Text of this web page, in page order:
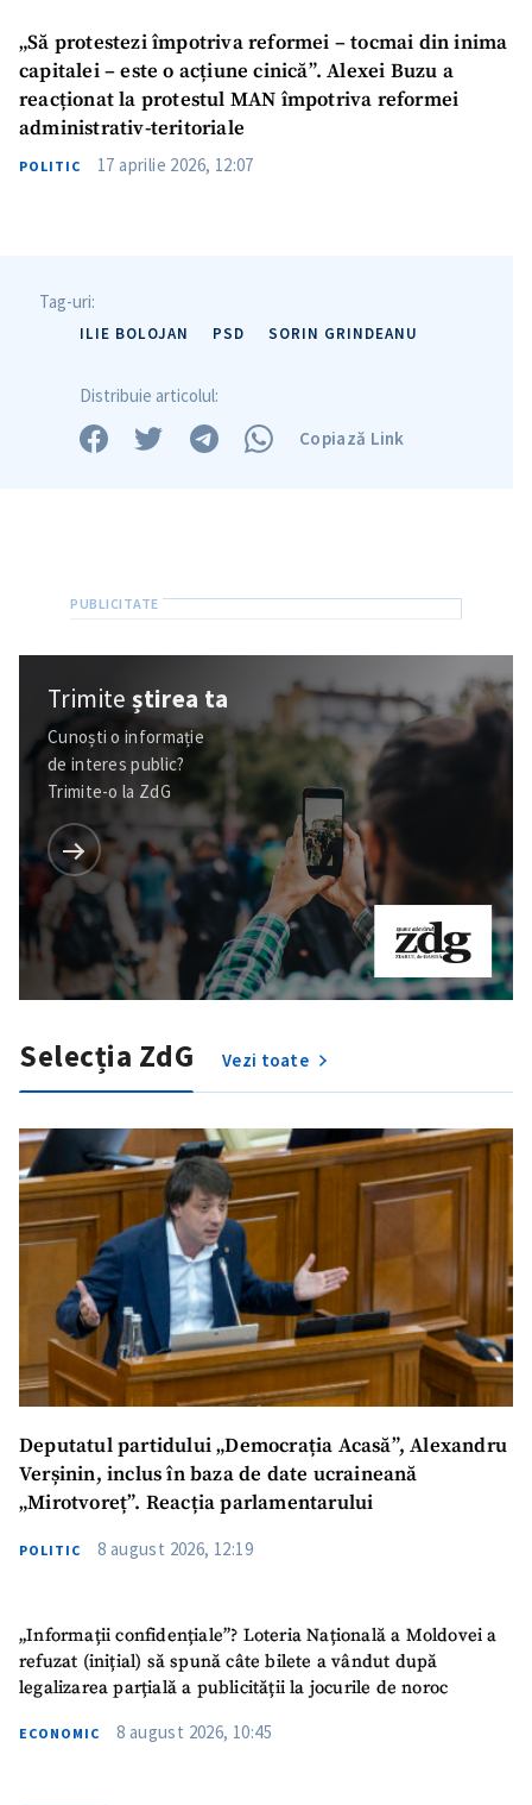
„Să protestezi împotriva reformei – tocmai din inima
capitalei – este o acțiune cinică”. Alexei Buzu a
reacționat la protestul MAN împotriva reformei
administrativ-teritoriale
POLITIC 17 aprilie 2026, 12:07
Tag-uri:
ILIE BOLOJAN PSD SORIN GRINDEANU
Distribuie articolul:
Copiază Link
Trimiteștirea ta
Cunoști o informație
de interes public?
Trimite-o la ZdG
Selecția ZdG Vezi toate
Deputatul partidului „Democrația Acasă”, Alexandru
Verșinin, inclus în baza de date ucraineană
„Mirotvoreț”. Reacția parlamentarului
POLITIC 8 august 2026, 12:19
„Informații confidențiale”? Loteria Națională a Moldovei a
refuzat (inițial) să spună câte bilete a vândut după
legalizarea parțială a publicității la jocurile de noroc
ECONOMIC 8 august 2026, 10:45
ȘTIREA MEA
Titlu știre
+ Adaugă titlu
Link media
+ Link media